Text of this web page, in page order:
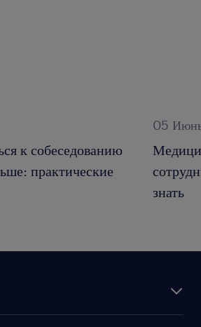
к собеседованию
практические
05
знать